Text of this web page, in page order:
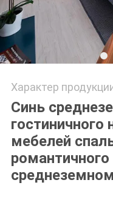
Характер
Синь
мебелей
романтичного